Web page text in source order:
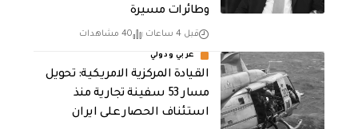
وطائرات مسيرة
قبل 4 ساعات 40 مشاهدات
عربي ودولي
القيادة المركزية الامريكية: تحويل
مسار 53 سفينة تجارية منذ
استئناف الحصار على ايران